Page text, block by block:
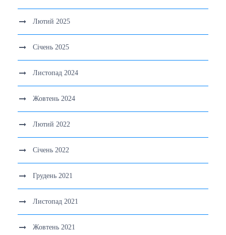
Лютий 2025
Січень 2025
Листопад 2024
Жовтень 2024
Лютий 2022
Січень 2022
Грудень 2021
Листопад 2021
Жовтень 2021